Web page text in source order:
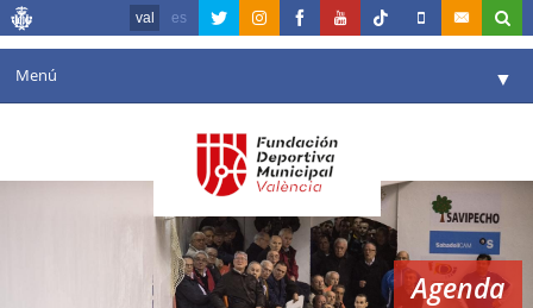
val es
Menú ▼
Agenda
▼
▼
Agenda